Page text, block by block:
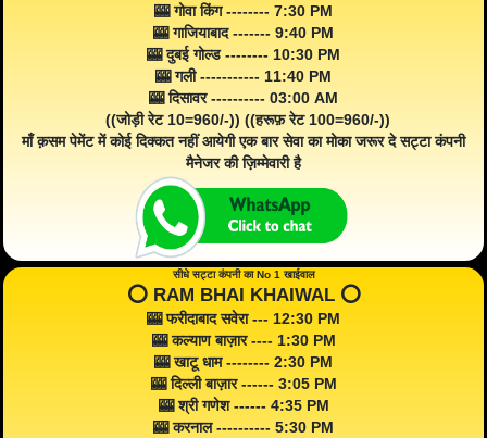
🎰 गोवा किंग -------- 7:30 PM
🎰 गाजियाबाद ------- 9:40 PM
🎰 दुबई गोल्ड -------- 10:30 PM
🎰 गली ----------- 11:40 PM
🎰 दिसावर ---------- 03:00 AM
((जोड़ी रेट 10=960/-)) ((हरूफ़ रेट 100=960/-))
माँ क़सम पेमेंट में कोई दिक्कत नहीं आयेगी एक बार सेवा का मोका जरूर दे सट्टा कंपनी
मैनेजर की ज़िम्मेवारी है
सीधे सट्टा कंपनी का No 1 खाईवाल
⭕️ RAM BHAI KHAIWAL ⭕️
🎰 फरीदाबाद सवेरा --- 12:30 PM
🎰 कल्याण बाज़ार ---- 1:30 PM
🎰 खाटू धाम -------- 2:30 PM
🎰 दिल्ली बाज़ार ------ 3:05 PM
🎰 श्री गणेश ------ 4:35 PM
🎰 करनाल ---------- 5:30 PM